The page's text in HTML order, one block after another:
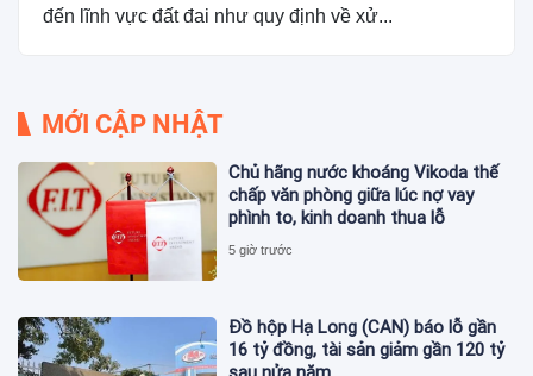
đến lĩnh vực đất đai như quy định về xử...
MỚI CẬP NHẬT
Chủ hãng nước khoáng Vikoda thế
chấp văn phòng giữa lúc nợ vay
phình to, kinh doanh thua lỗ
5 giờ trước
Đồ hộp Hạ Long (CAN) báo lỗ gần
16 tỷ đồng, tài sản giảm gần 120 tỷ